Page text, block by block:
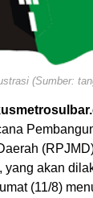
(Sumber:
yang akan
(11/8)